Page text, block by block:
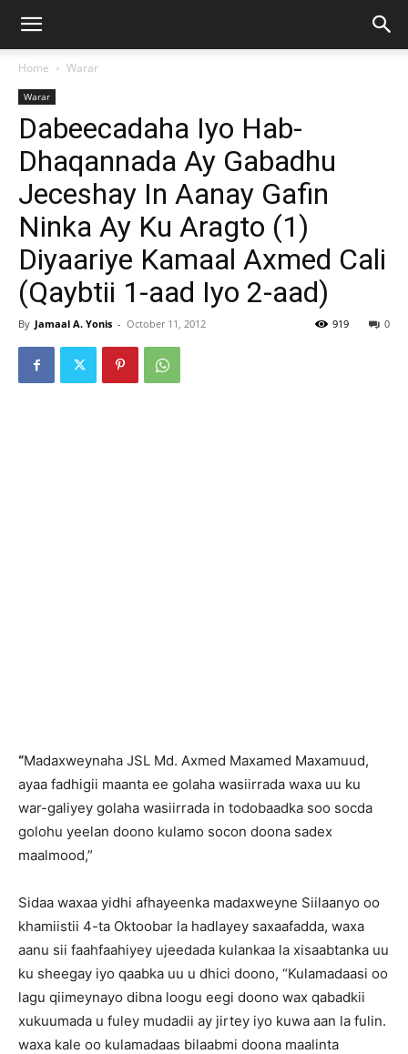
Home Warar
Warar
Dabeecadaha Iyo Hab-
Dhaqannada Ay Gabadhu
Jeceshay In Aanay Gafin
Ninka Ay Ku Aragto (1)
Diyaariye Kamaal Axmed Cali
(Qaybtii 1-aad Iyo 2-aad)
By Jamaal A. Yonis - October 11, 2012 0
919
“Madaxweynaha JSL Md. Axmed Maxamed Maxamuud,
ayaa fadhigii maanta ee golaha wasiirrada waxa uu ku
war-galiyey golaha wasiirrada in todobaadka soo socda
golohu yeelan doono kulamo socon doona sadex
maalmood,”
Sidaa waxaa yidhi afhayeenka madaxweyne Siilaanyo oo
khamiistii 4-ta Oktoobar la hadlayey saxaafadda, waxa
aanu sii faahfaahiyey ujeedada kulankaa la xisaabtanka uu
ku sheegay iyo qaabka uu u dhici doono, “Kulamadaasi oo
lagu qiimeynayo dibna loogu eegi doono wax qabadkii
xukuumada u fuley mudadii ay jirtey iyo kuwa aan la fulin.
waxa kale oo kulamadaas bilaabmi doona maalinta